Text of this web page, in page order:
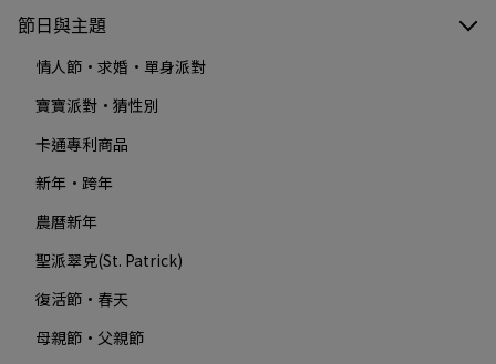
節日與主題
情人節·求婚·單身派對
寶寶派對·猜性別
卡通專利商品
新年·跨年
農曆新年
聖派翠克(St. Patrick)
復活節·春天
母親節·父親節